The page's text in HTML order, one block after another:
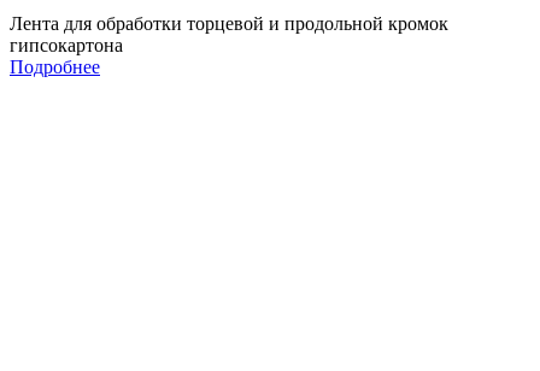
Лента для обработки торцевой и продольной кромок
гипсокартона
Подробнее